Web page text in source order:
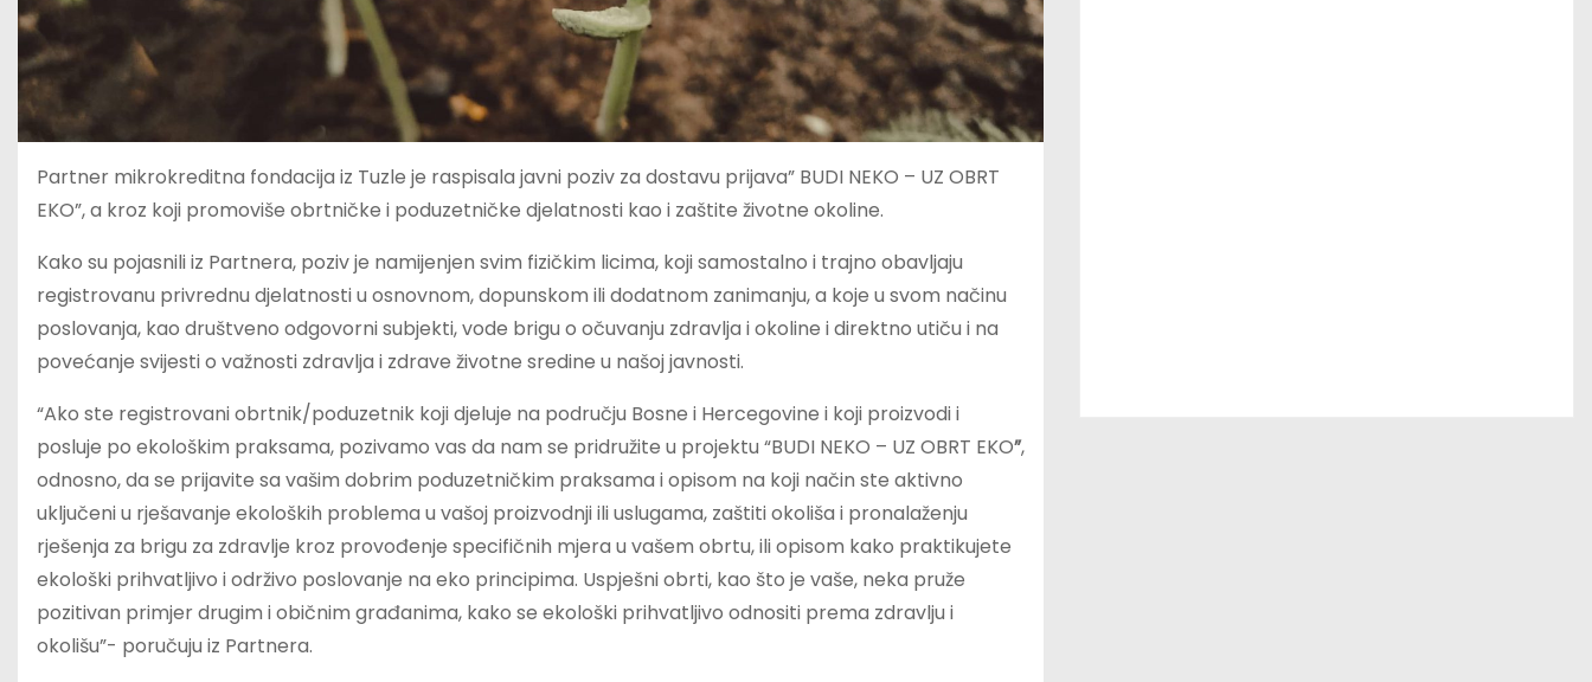
Partner mikrokreditna fondacija iz Tuzle je raspisala javni poziv za dostavu prijava” BUDI NEKO – UZ OBRT
EKO”, a kroz koji promoviše obrtničke i poduzetničke djelatnosti kao i zaštite životne okoline.
Kako su pojasnili iz Partnera, poziv je namijenjen svim fizičkim licima, koji samostalno i trajno obavljaju
registrovanu privrednu djelatnosti u osnovnom, dopunskom ili dodatnom zanimanju, a koje u svom načinu
poslovanja, kao društveno odgovorni subjekti, vode brigu o očuvanju zdravlja i okoline i direktno utiču i na
povećanje svijesti o važnosti zdravlja i zdrave životne sredine u našoj javnosti.
“Ako ste registrovani obrtnik/poduzetnik koji djeluje na području Bosne i Hercegovine i koji proizvodi i
posluje po ekološkim praksama, pozivamo vas da nam se pridružite u projektu “BUDI NEKO – UZ OBRT EKO”,
odnosno, da se prijavite sa vašim dobrim poduzetničkim praksama i opisom na koji način ste aktivno
uključeni u rješavanje ekoloških problema u vašoj proizvodnji ili uslugama, zaštiti okoliša i pronalaženju
rješenja za brigu za zdravlje kroz provođenje specifičnih mjera u vašem obrtu, ili opisom kako praktikujete
ekološki prihvatljivo i održivo poslovanje na eko principima. Uspješni obrti, kao što je vaše, neka pruže
pozitivan primjer drugim i običnim građanima, kako se ekološki prihvatljivo odnositi prema zdravlju i
okolišu”- poručuju iz Partnera.